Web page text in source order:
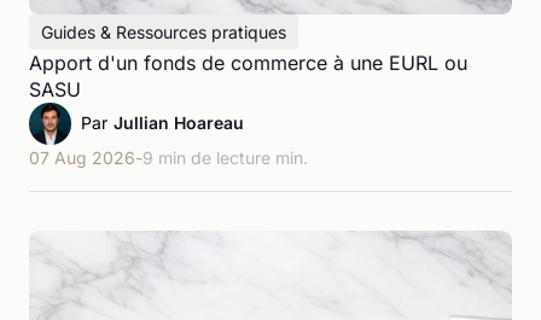
Guides & Ressources pratiques
Apport d'un fonds de commerce à une EURL ou
SASU
Par Jullian Hoareau
07 Aug 2026-9 min de lecture